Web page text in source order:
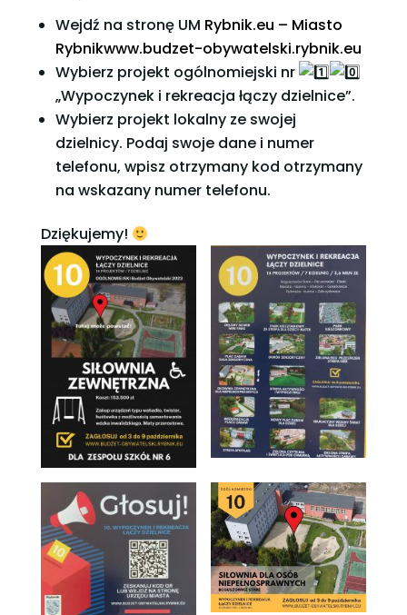
Wejdź na stronę UM Rybnik.eu – Miasto
Rybnikwww.budzet-obywatelski.rybnik.eu
Wybierz projekt ogólnomiejski nr
„Wypoczynek i rekreacja łączy dzielnice”.
Wybierz projekt lokalny ze swojej
dzielnicy. Podaj swoje dane i numer
telefonu, wpisz otrzymany kod otrzymany
na wskazany numer telefonu.
Dziękujemy!